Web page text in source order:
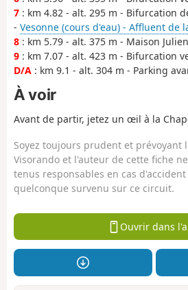
7 : km 4.82 - alt. 295 m - Bifurcation
- Vesonne (cours d'eau) - Affluent de
8 : km 5.79 - alt. 375 m - Maison Julien
9 : km 7.07 - alt. 423 m - Bifurcation
D/A : km 9.1 - alt. 304 m - Parking
À voir
Avant de partir, jetez un œil à la
Soyez toujours prudent et prévoyant
Visorando et l'auteur de cette fiche
tenus responsables en cas
quelconque survenu sur ce circuit.
Ouvrir dans